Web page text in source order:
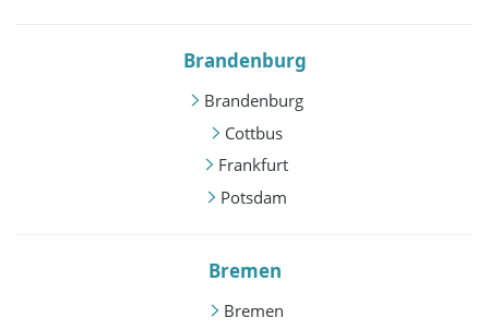
Brandenburg
Brandenburg
Cottbus
Frankfurt
Potsdam
Bremen
Bremen